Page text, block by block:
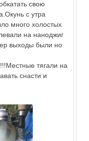
свою
с утра
много холостых
на наноджиг
выходы были но
тягали на
снасти и